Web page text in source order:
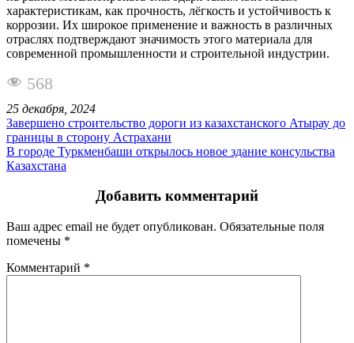
характеристикам, как прочность, лёгкость и устойчивость к
коррозии. Их широкое применение и важность в различных
отраслях подтверждают значимость этого материала для
современной промышленности и строительной индустрии.
568
25 декабря, 2024
Завершено строительство дороги из казахстанского Атырау до
границы в сторону Астрахани
В городе Туркменбаши открылось новое здание консульства
Казахстана
Добавить комментарий
Ваш адрес email не будет опубликован. Обязательные поля
помечены *
Комментарий *